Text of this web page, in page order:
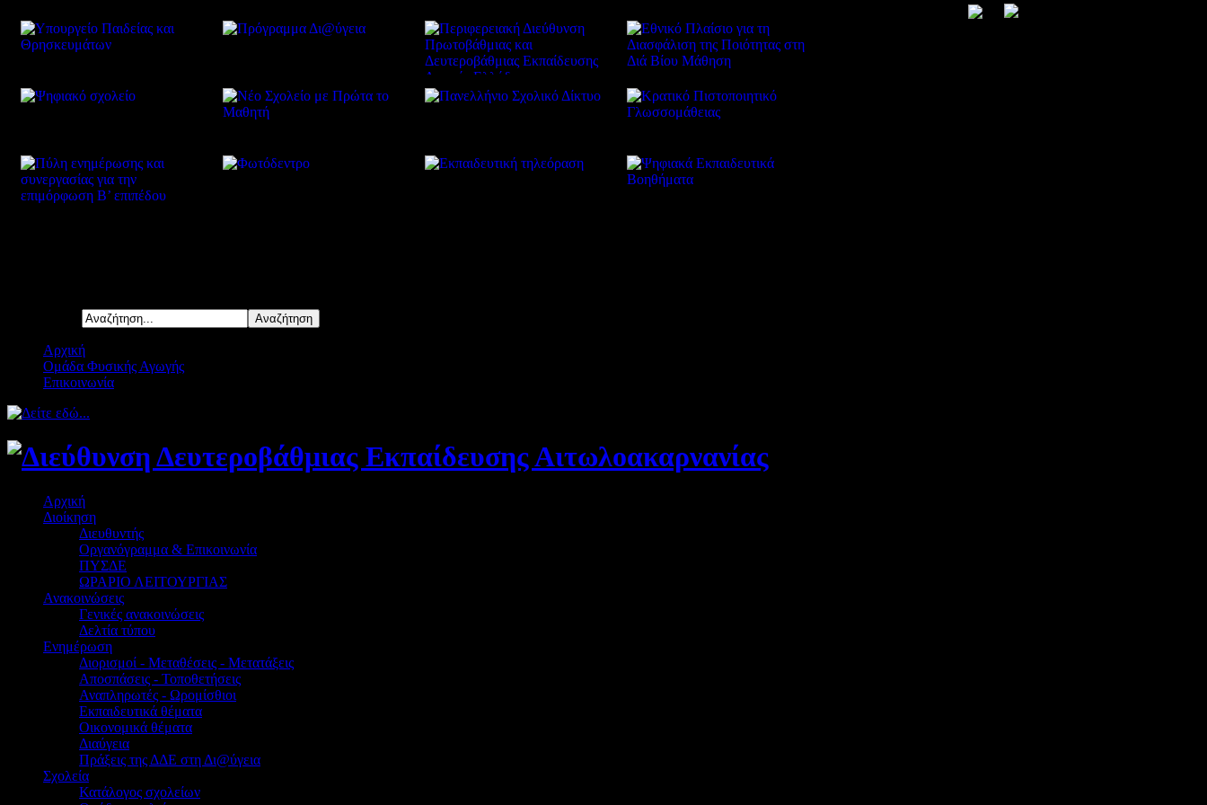
Αρχική
Ομάδα Φυσικής Αγωγής
Επικοινωνία
Αρχική
Διοίκηση
Διευθυντής
Οργανόγραμμα & Επικοινωνία
ΠΥΣΔΕ
ΩΡΑΡΙΟ ΛΕΙΤΟΥΡΓΙΑΣ
Ανακοινώσεις
Γενικές ανακοινώσεις
Δελτία τύπου
Ενημέρωση
Διορισμοί - Μεταθέσεις - Μετατάξεις
Αποσπάσεις - Τοποθετήσεις
Αναπληρωτές - Ωρομίσθιοι
Εκπαιδευτικά θέματα
Οικονομικά θέματα
Διαύγεια
Πράξεις της ΔΔΕ στη Δι@ύγεια
Σχολεία
Κατάλογος σχολείων